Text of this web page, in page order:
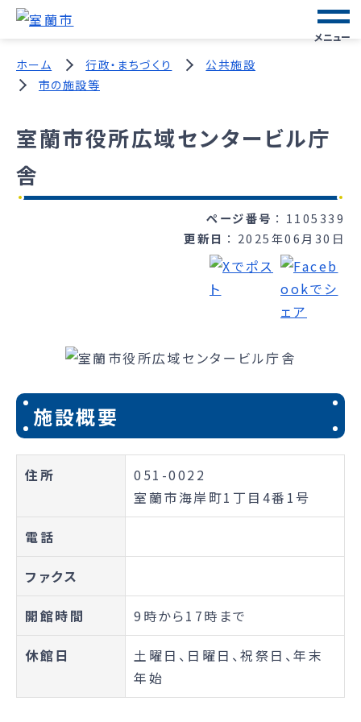
メニュー
ホーム 行政・まちづくり
公共施設
市の施設等
室蘭市役所広域センタービル庁
舎
ページ番号
1105339
更新日
2025年06月30日
施設概要
住所
051-0022
室蘭市海岸町1丁目4番1号
電話
ファクス
開館時間 9時から17時まで
休館日
土曜日、日曜日、祝祭日、年末
年始